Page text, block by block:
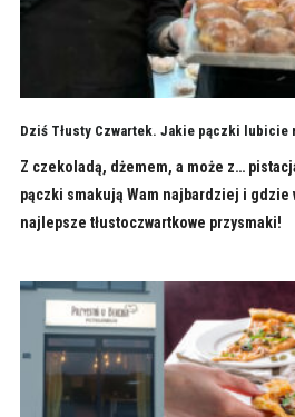
Dziś Tłusty Czwartek. Jakie pączki lubicie
Z czekoladą, dżemem, a może z…
pączki smakują Wam najbardziej i gdzie
najlepsze tłustoczwartkowe przysmaki!